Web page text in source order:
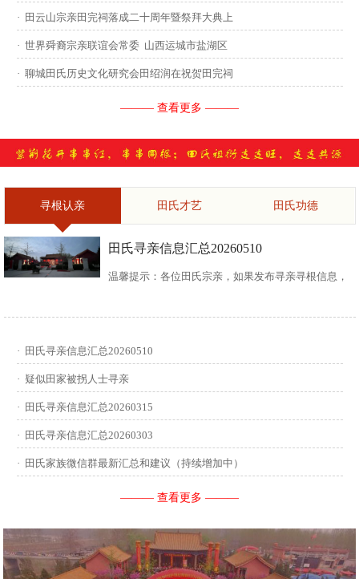
议...
· 田云山宗亲田完祠落成二十周年暨祭拜大典上
· 世界舜裔宗亲联谊会常委 山西运城市盐湖区
· 聊城田氏历史文化研究会田绍润在祝贺田完祠
——— 查看更多 ———
寻根认亲 田氏才艺 田氏功德
田氏寻亲信息汇总20260510
温馨提示：各位田氏宗亲，如果发布寻亲寻根信息，
讳，迁居前字辈和迁居后历次新续的字辈，分迁族人
迁居地，因何原因迁居等。最后别忘了留下联系人和
联系方式。 没有家谱的问问族中老年人口耳相传的信
息有哪些，有家谱请把家谱中的信息简...
· 田氏寻亲信息汇总20260510
· 疑似田家被拐人士寻亲
· 田氏寻亲信息汇总20260315
· 田氏寻亲信息汇总20260303
· 田氏家族微信群最新汇总和建议（持续增加中）
——— 查看更多 ———